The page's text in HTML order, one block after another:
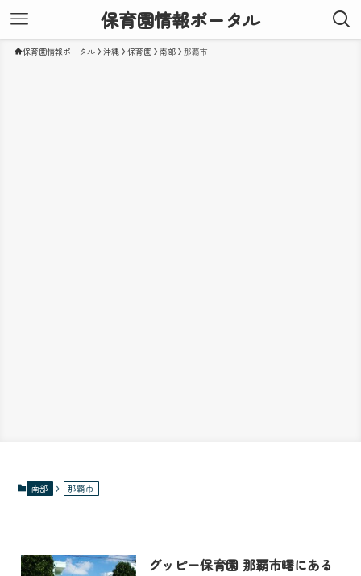
保育園情報ポータル
保育園情報ポータル 沖縄 保育園 南部 那覇市
南部 那覇市
グッピー保育園 那覇市曙にある